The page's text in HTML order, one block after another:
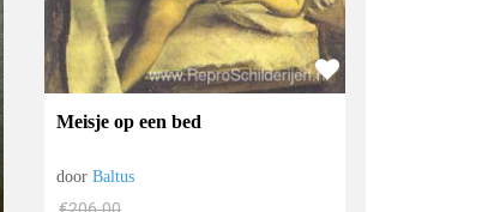
Meisje op een bed
doorBaltus
€206.00